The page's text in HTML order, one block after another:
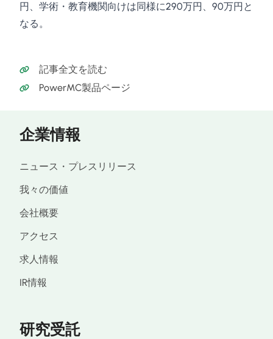
円、学術・教育機関向けは同様に290万円、90万円と
なる。
記事全文を読む
PowerMC製品ページ
企業情報
ニュース・プレスリリース
我々の価値
会社概要
アクセス
求人情報
IR情報
研究受託